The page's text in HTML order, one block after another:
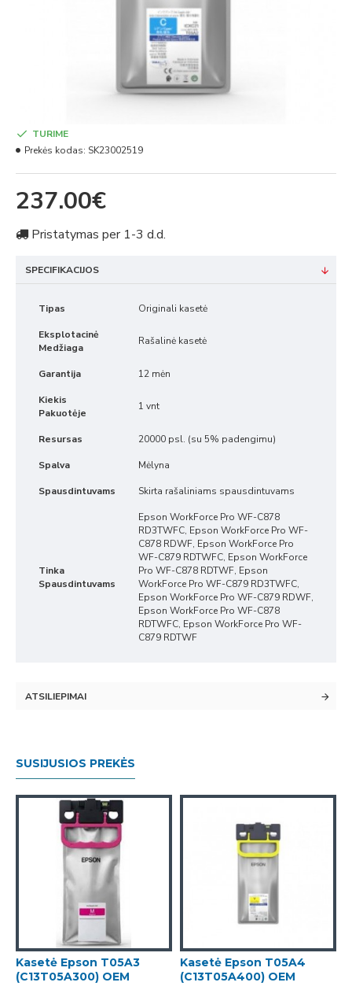
237.00€
TURIME
Prekės kodas: SK23002519
Pristatymas per 1-3 d.d.
SPECIFIKACIJOS
Tipas Originali kasetė
Eksplotacinė
Medžiaga
Rašalinė kasetė
Garantija 12 mėn
Kiekis
Pakuotėje
1 vnt
Resursas 20000 psl. (su 5% padengimu)
Spalva Mėlyna
Spausdintuvams Skirta rašaliniams spausdintuvams
Tinka
Spausdintuvams
Epson WorkForce Pro WF-C878
RD3TWFC, Epson WorkForce Pro WF-
C878 RDWF, Epson WorkForce Pro
WF-C879 RDTWFC, Epson WorkForce
Pro WF-C878 RDTWF, Epson
WorkForce Pro WF-C879 RD3TWFC,
Epson WorkForce Pro WF-C879 RDWF,
Epson WorkForce Pro WF-C878
RDTWFC, Epson WorkForce Pro WF-
C879 RDTWF
ATSILIEPIMAI
SUSIJUSIOS PREKĖS
Kasetė Epson T05A3
(C13T05A300) OEM
Kasetė Epson T05A4
(C13T05A400) OEM